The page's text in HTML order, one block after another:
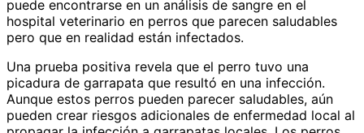
puede encontrarse en un análisis de sangre en el
hospital veterinario en perros que parecen saludables
pero que en realidad están infectados.
Una prueba positiva revela que el perro tuvo una
picadura de garrapata que resultó en una infección.
Aunque estos perros pueden parecer saludables, aún
pueden crear riesgos adicionales de enfermedad local al